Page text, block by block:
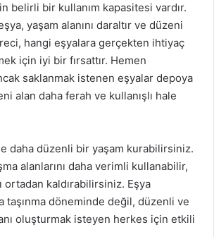
belirli bir kullanım kapasitesi vardır.
yaşam alanını daraltır ve düzeni
hangi eşyalara gerçekten ihtiyaç
için iyi bir fırsattır. Hemen
saklanmak istenen eşyalar depoya
alan daha ferah ve kullanışlı hale
daha düzenli bir yaşam kurabilirsiniz.
alanlarını daha verimli kullanabilir,
ortadan kaldırabilirsiniz. Eşya
taşınma döneminde değil, düzenli ve
oluşturmak isteyen herkes için etkili